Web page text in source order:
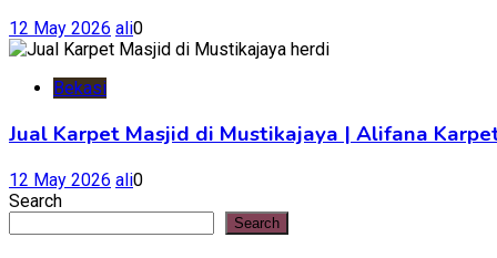
12 May 2026 ali0
Bekasi
Jual Karpet Masjid di Mustikajaya | Alifana
12 May 2026 ali0
Search
Search